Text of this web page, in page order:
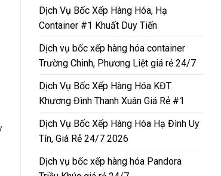
Dịch Vụ Bốc Xếp Hàng Hóa, Hạ
Container #1 Khuất Duy Tiến
Dịch vụ bốc xếp hàng hóa container
Trường Chinh, Phương Liệt giá rẻ 24/7
Dịch Vụ Bốc Xếp Hàng Hóa KĐT
Khương Đình Thanh Xuân Giá Rẻ #1
Dịch Vụ Bốc Xếp Hàng Hóa Hạ Đình Uy
Tín, Giá Rẻ 24/7 2026
Dịch vụ bốc xếp hàng hóa Pandora